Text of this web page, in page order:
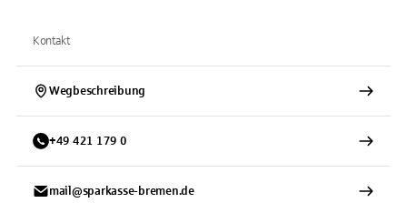
Kontakt
Wegbeschreibung
+49 421 179 0
mail@sparkasse-bremen.de